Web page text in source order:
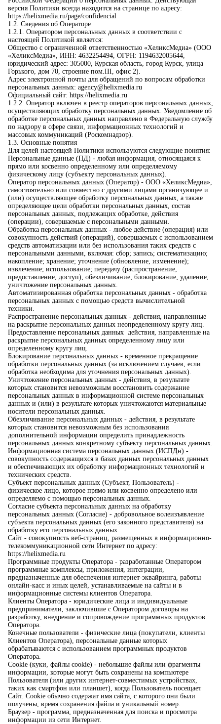
версия Политики всегда находится на странице по адресу:
https://helixmedia.ru/page/confidencial
1.2. Сведения об Операторе
1.2.1. Оператором персональных данных в соответствии с
настоящей Политикой является:
Общество с ограниченной ответственностью «ХеликсМедиа» (ООО
«ХеликсМедиа», ИНН: 4632254494, ОГРН: 1194632005644,
юридический адрес: 305000, Курская область, город Курск, улица
Горького, дом 70, строение пом.III, офис 2).
Адрес электронной почты для обращений по вопросам обработки
персональных данных: agency@helixmedia.ru
Официальный сайт: https://helixmedia.ru
1.2.2. Оператор включен в реестр операторов персональных данных,
осуществляющих обработку персональных данных. Уведомление об
обработке персональных данных направлено в Федеральную службу
по надзору в сфере связи, информационных технологий и
массовых коммуникаций (Роскомнадзор).
1.3. Основные понятия
Для целей настоящей Политики используются следующие понятия:
Персональные данные (ПД) - любая информация, относящаяся к
прямо или косвенно определенному или определяемому
физическому лицу (субъекту персональных данных).
Оператор персональных данных (Оператор) - ООО «ХеликсМедиа»,
самостоятельно или совместно с другими лицами организующее и
(или) осуществляющее обработку персональных данных, а также
определяющее цели обработки персональных данных, состав
персональных данных, подлежащих обработке, действия
(операции), совершаемые с персональными данными.
Обработка персональных данных - любое действие (операция) или
совокупность действий (операций), совершаемых с использованием
средств автоматизации или без использования таких средств с
персональными данными, включая: сбор; запись; систематизацию;
накопление; хранение; уточнение (обновление, изменение);
извлечение; использование; передачу (распространение,
предоставление, доступ); обезличивание; блокирование; удаление;
уничтожение персональных данных.
Автоматизированная обработка персональных данных - обработка
персональных данных с помощью средств вычислительной
техники.
Распространение персональных данных - действия, направленные
на раскрытие персональных данных неопределенному кругу лиц.
Предоставление персональных данных действия, направленные на
раскрытие персональных данных определенному лицу или
определенному кругу лиц.
Блокирование персональных данных - временное прекращение
обработки персональных данных (за исключением случаев, если
обработка необходима для уточнения персональных данных).
Уничтожение персональных данных - действия, в результате
которых становится невозможным восстановить содержание
персональных данных в информационной системе персональных
данных и (или) в результате которых уничтожаются материальные
носители персональных данных.
Обезличивание персональных данных - действия, в результате
которых становится невозможным без использования
дополнительной информации определить принадлежность
персональных данных конкретному субъекту персональных данных.
Информационная система персональных данных (ИСПДн) -
совокупность содержащихся в базах данных персональных данных
и обеспечивающих их обработку информационных технологий и
технических средств.
Субъект персональных данных (Субъект, Пользователь) -
физическое лицо, которое прямо или косвенно определено или
определяемо с помощью персональных данных.
Согласие субъекта персональных данных на обработку
персональных данных (Согласие) - добровольное волеизъявление
субъекта персональных данных (его законного представителя) на
обработку его персональных данных.
Сайт - совокупность веб-страниц, размещенных в информационно-
телекоммуникационной сети Интернет по адресу:
https://helixmedia.ru
Программные продукты Оператора - разработанные Оператором
программные комплексы, приложения, интеграции,
предназначенные для обеспечения интернет-эквайринга, работы
онлайн-касс и иных целей, устанавливаемые на сайты и в
информационные системы клиентов Оператора.
Клиенты Оператора - юридические лица и индивидуальные
предприниматели, заключившие с Оператором договоры на
разработку, внедрение и сопровождение программных продуктов
Оператора.
Конечные пользователи - физические лица (покупатели, клиенты
Клиентов Оператора), персональные данные которых
обрабатываются с использованием программных продуктов
Оператора.
Cookie (куки, файлы cookie) - небольшие файлы или фрагменты
информации, которые могут быть сохранены на компьютере
Пользователя (или других интернет-совместимых устройствах,
таких как смартфон или планшет), когда Пользователь посещает
Сайт. Cookie обычно содержат имя сайта, с которого они были
получены, время сохранения файла и уникальный номер.
Браузер - программа, предназначенная для поиска и просмотра
информации из сети Интернет.